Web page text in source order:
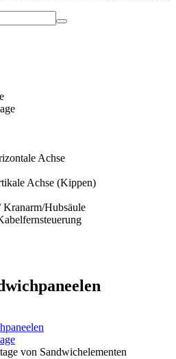
Achse
Achse (Kippen)
Kranarm/Hubsäule
von Sandwichelementen